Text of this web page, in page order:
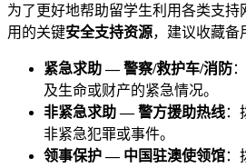
为了更好地帮助留学生利用各类支持
用的关键安全支持资源，建议收藏备
紧急求助 — 警察/救护车/消防
及生命或财产的紧急情况。
非紧急求助 — 警方援助热线：
非紧急犯罪或事件。
领事保护 — 中国驻澳使领馆：